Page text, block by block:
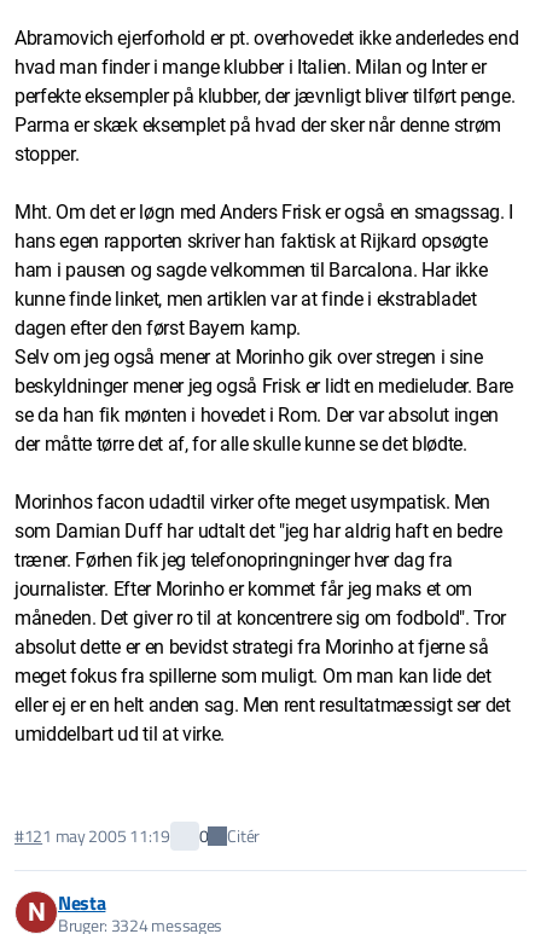
Abramovich ejerforhold er pt. overhovedet ikke anderledes end
hvad man finder i mange klubber i Italien. Milan og Inter er
perfekte eksempler på klubber, der jævnligt bliver tilført penge.
Parma er skæk eksemplet på hvad der sker når denne strøm
stopper.
Mht. Om det er løgn med Anders Frisk er også en smagssag. I
hans egen rapporten skriver han faktisk at Rijkard opsøgte
ham i pausen og sagde velkommen til Barcalona. Har ikke
kunne finde linket, men artiklen var at finde i ekstrabladet
dagen efter den først Bayern kamp.
Selv om jeg også mener at Morinho gik over stregen i sine
beskyldninger mener jeg også Frisk er lidt en medieluder. Bare
se da han fik mønten i hovedet i Rom. Der var absolut ingen
der måtte tørre det af, for alle skulle kunne se det blødte.
Morinhos facon udadtil virker ofte meget usympatisk. Men
som Damian Duff har udtalt det "jeg har aldrig haft en bedre
træner. Førhen fik jeg telefonopringninger hver dag fra
journalister. Efter Morinho er kommet får jeg maks et om
måneden. Det giver ro til at koncentrere sig om fodbold". Tror
absolut dette er en bevidst strategi fra Morinho at fjerne så
meget fokus fra spillerne som muligt. Om man kan lide det
eller ej er en helt anden sag. Men rent resultatmæssigt ser det
umiddelbart ud til at virke.
#121 may 2005 11:19 0 Citér
N Nesta
Bruger: 3324 messages